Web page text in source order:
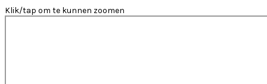
Klik/tap om te kunnen zoomen